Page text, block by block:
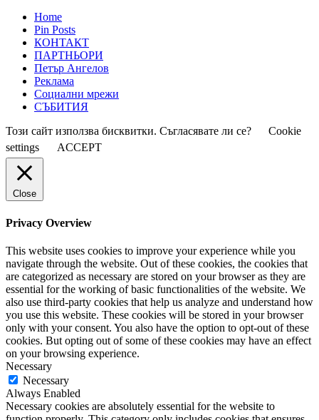
Home
Pin Posts
КОНТАКТ
ПАРТНЬОРИ
Петър Ангелов
Реклама
Социални мрежи
СЪБИТИЯ
Този сайт използва бисквитки. Съгласявате ли се?
Cookie
settings
ACCEPT
Close
Privacy Overview
This website uses cookies to improve your experience while you
navigate through the website. Out of these cookies, the cookies that
are categorized as necessary are stored on your browser as they are
essential for the working of basic functionalities of the website. We
also use third-party cookies that help us analyze and understand how
you use this website. These cookies will be stored in your browser
only with your consent. You also have the option to opt-out of these
cookies. But opting out of some of these cookies may have an effect
on your browsing experience.
Necessary
Necessary
Always Enabled
Necessary cookies are absolutely essential for the website to